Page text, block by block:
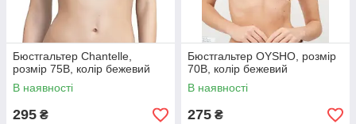
Бюстгальтер Chantelle,
розмір 75B, колір бежевий
В наявності
295 ₴
Бюстгальтер OYSHO, розмір
70B, колір бежевий
В наявності
275 ₴